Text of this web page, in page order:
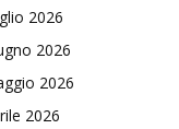
2026
2026
2026
2026